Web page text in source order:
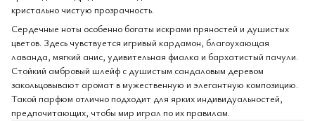
кристально чистую прозрачность.
Сердечные ноты особенно богаты искрами пряностей и душистых
цветов. Здесь чувствуется игривый кардамон, благоухающая
лаванда, мягкий анис, удивительная фиалка и бархатистый пачули.
Стойкий амбровый шлейф с душистым сандаловым деревом
закольцовывают аромат в мужественную и элегантную композицию.
Такой парфюм отлично подходит для ярких индивидуальностей,
предпочитающих, чтобы мир играл по их правилам.